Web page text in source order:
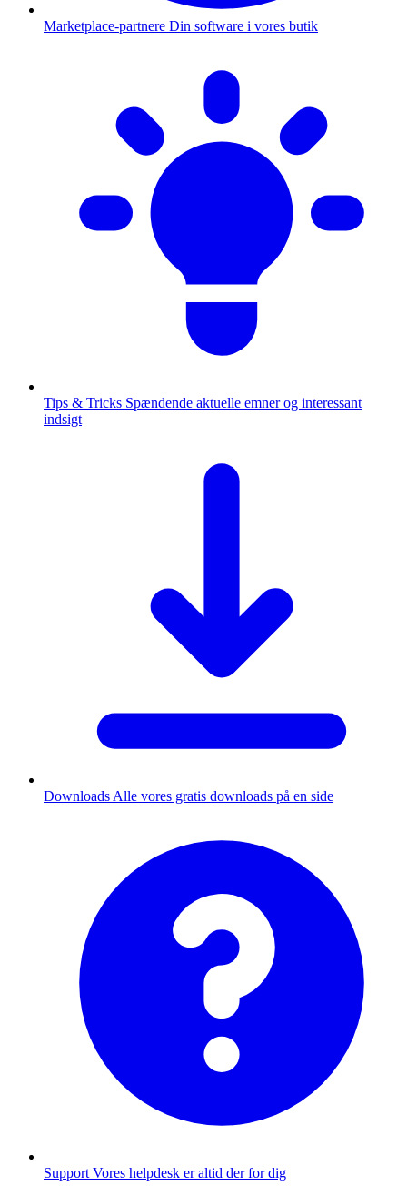
Marketplace-partnere Din software i vores butik
Tips & Tricks Spændende aktuelle emner og interessant
indsigt
Downloads Alle vores gratis downloads på en side
Support Vores helpdesk er altid der for dig